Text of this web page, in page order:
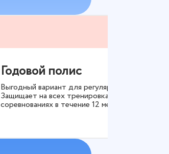
Годовой полис
Выгодный вариант для регулярных занятий.
Защищает на всех тренировках и
соревнованиях в течение 12 месяцев.